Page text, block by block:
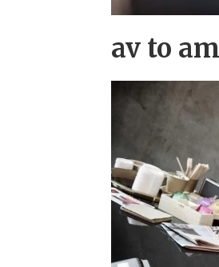
av to